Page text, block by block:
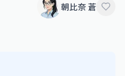
朝比奈 蒼